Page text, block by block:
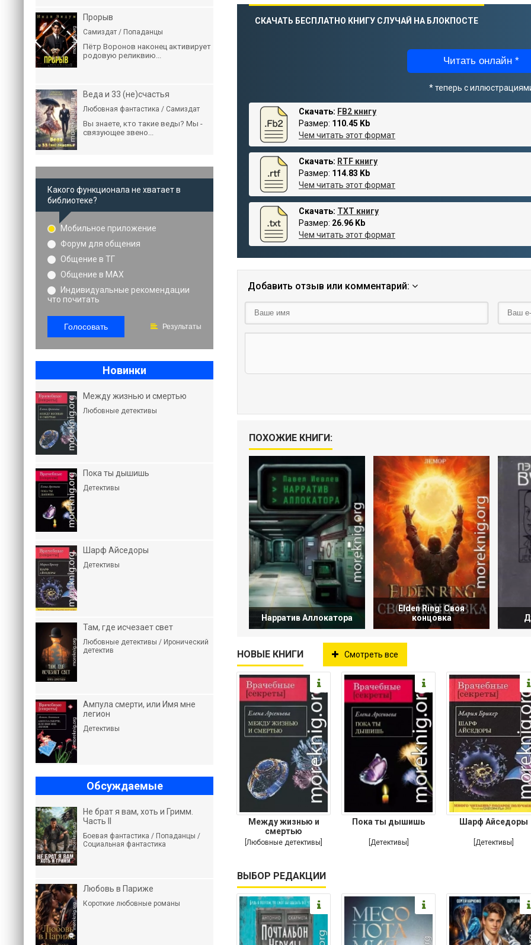
СКАЧАТЬ БЕСПЛАТНО КНИГУ СЛУЧАЙ НА БЛОКПОСТЕ
Читать онлайн *
* теперь с
Скачать: FB2 книгу
Размер: 110.45 Kb
Чем читать этот формат
Скачать: RTF книгу
Размер: 114.83 Kb
Чем читать этот формат
Скачать: TXT книгу
Размер: 26.96 Kb
Чем читать этот формат
Добавить отзыв или комментарий:
ПОХОЖИЕ КНИГИ:
Нарратив Аллокатора
Elden Ring: Своя
концовка
НОВЫЕ КНИГИ Смотреть все
Между жизнью и
смертью
[Любовные детективы]
Пока ты дышишь
[Детективы]
Шарф Айседоры
[Детективы]
ВЫБОР РЕДАКЦИИ
Прорыв
Самиздат / Попаданцы
Пётр Воронов наконец активирует
родовую реликвию...
Веда и 33 (не)счастья
Любовная фантастика / Самиздат
Вы знаете, кто такие веды? Мы -
связующее звено...
Какого функционала не хватает в
библиотеке?
Мобильное приложение
Форум для общения
Общение в ТГ
Общение в MAX
Индивидуальные рекомендации
что почитать
Голосовать Результаты
Новинки
Между жизнью и смертью
Любовные детективы
Пока ты дышишь
Детективы
Шарф Айседоры
Детективы
Там, где исчезает свет
Любовные детективы / Иронический
детектив
Ампула смерти, или Имя мне
легион
Детективы
Обсуждаемые
Не брат я вам, хоть и Гримм.
Часть II
Боевая фантастика / Попаданцы /
Социальная фантастика
Любовь в Париже
Короткие любовные романы